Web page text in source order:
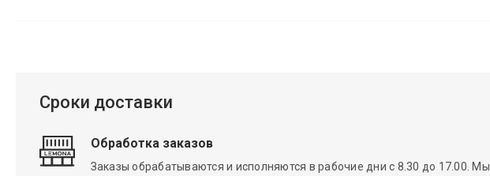
Сроки доставки
Обработка заказов
Заказы обрабатываются и исполняются в рабочие дни с 8.30 до 17.00. Мы